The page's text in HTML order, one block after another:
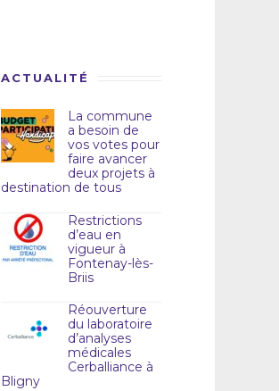
ACTUALITÉ
La commune
a besoin de
vos votes pour
faire avancer
deux projets à
destination de tous
Restrictions
d’eau en
vigueur à
Fontenay-lès-
Briis
Réouverture
du laboratoire
d’analyses
médicales
Cerballiance à
Bligny